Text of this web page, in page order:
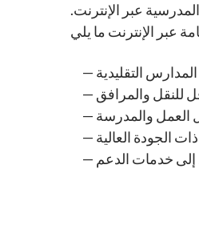
عبر الإنترنت.
التقليدية
للنقل والمرافق
العمل والمدرسة
الجودة العالية
إلى خدمات الدعم